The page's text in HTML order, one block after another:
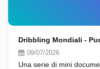
Dribbling Mondiali -
09/07/2026
Una serie di mini